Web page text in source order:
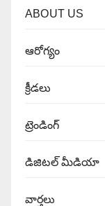
ABOUT US
ఆరోగ్యం
క్రీడలు
ట్రెండింగ్
డిజిటల్ మీడియా
వార్త‌లు